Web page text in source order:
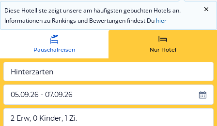
Diese Hotelliste zeigt unsere am häufigsten gebuchten Hotels an.
Informationen zu Rankings und Bewertungen findest Du hier
Pauschalreisen Nur Hotel
Hinterzarten
05.09.26 - 07.09.26
2 Erw, 0 Kinder, 1 Zi.